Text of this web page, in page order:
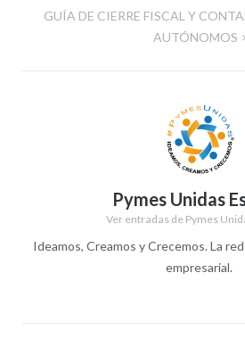
GUÍA DE CIERRE FISCAL Y
AUTÓNOMOS
Pymes Unidas
Ver entradas de Pymes
Ideamos, Creamos y Crecemos. La
empresarial.